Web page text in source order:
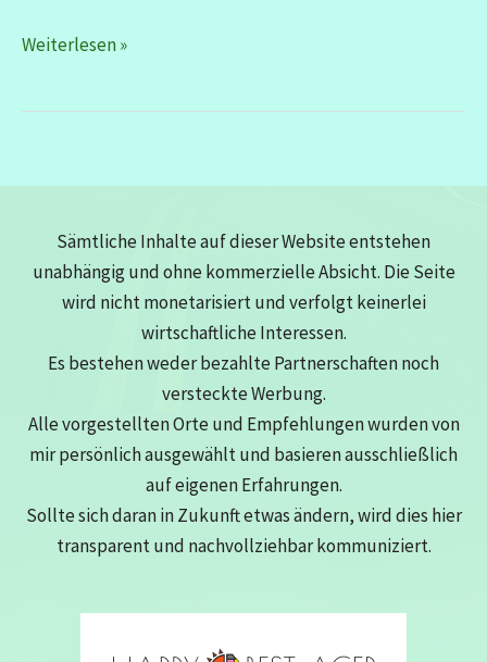
12
Weiterlesen »
Sämtliche Inhalte auf dieser Website entstehen
unabhängig und ohne kommerzielle Absicht. Die Seite
wird nicht monetarisiert und verfolgt keinerlei
wirtschaftliche Interessen.
Es bestehen weder bezahlte Partnerschaften noch
versteckte Werbung.
Alle vorgestellten Orte und Empfehlungen wurden von
mir persönlich ausgewählt und basieren ausschließlich
auf eigenen Erfahrungen.
Sollte sich daran in Zukunft etwas ändern, wird dies hier
transparent und nachvollziehbar kommuniziert.